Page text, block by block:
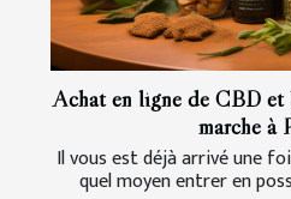
Achat en ligne de CBD et
marche à
Il vous est déjà arrivé une
quel moyen entrer en